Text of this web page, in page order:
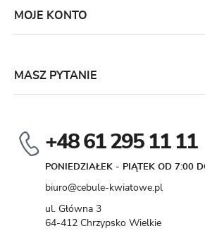
MOJE KONTO
MASZ PYTANIE
+48 61 295 11 11
PONIEDZIAŁEK - PIĄTEK OD 7:00
biuro@cebule-kwiatowe.pl
ul. Główna 3
64-412 Chrzypsko Wielkie